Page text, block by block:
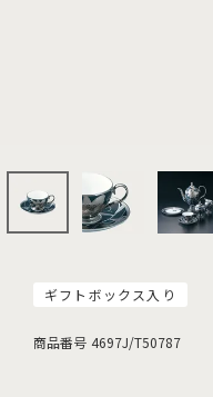
ギフトボックス入り
商品番号 4697J/T50787